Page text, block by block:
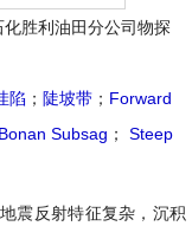
化胜利油田分公司物探
陷 ； 陡坡带 ； Forward
Bonan Subsag ；
Steep
震反射特征复杂，沉积